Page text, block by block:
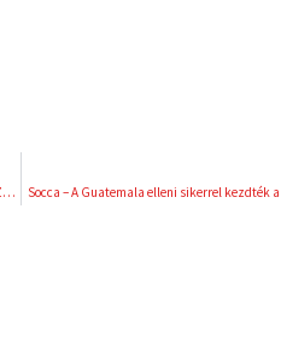
Videósorozatban mutatja be a sport integráló erejét a Szerencsejáték Zrt. a Magyar Parasport Napján Socca – A Guatemala elleni sikerrel kezdték